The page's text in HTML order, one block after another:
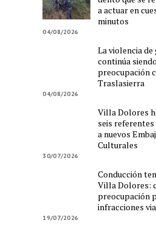
a actuar en
minutos
04/08/2026
La violencia de
continúa
preocupación
Traslasierra
04/08/2026
Villa Dolores
seis
a nuevos
Culturales
30/07/2026
Conducción
Villa Dolores:
preocupación
infracciones
19/07/2026